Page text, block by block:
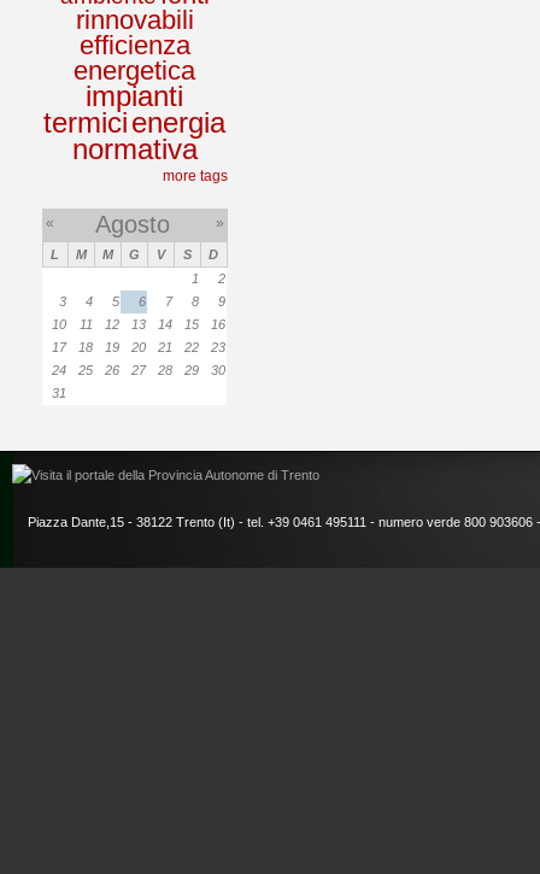
rinnovabili
efficienza
energetica
impianti
termicienergia
normativa
more tags
« Agosto »
L M M G V S
D
1
2
3
4 5 6 7 8
9
10
11 12 13 14 15
16
17
18 19 20 21 22
23
24
25 26 27 28 29
30
31
Piazza Dante,15 - 38122 Trento (It) - tel. +39 0461 495111 - numero verde 800 903606